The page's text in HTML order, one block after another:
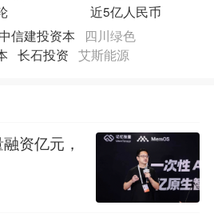
近5亿人民币
中信建投资本
四川绿色
长石投资 艾斯能源
资亿元，